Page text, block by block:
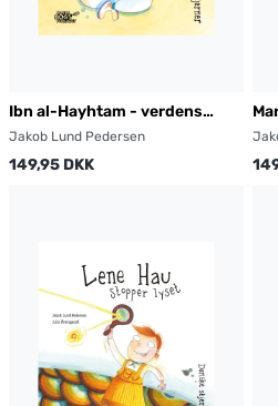
Ibn al-Hayhtam - verdens
første videnskabsmand
Jakob Lund Pedersen
149,95 DKK